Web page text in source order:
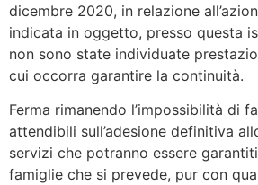
dicembre 2020, in relazione
indicata in oggetto, presso questa
non sono state individuate
cui occorra garantire la continuità.
Ferma rimanendo l’impossibilità di
attendibili sull’adesione definitiva
servizi che potranno essere
famiglie che si prevede, pur con